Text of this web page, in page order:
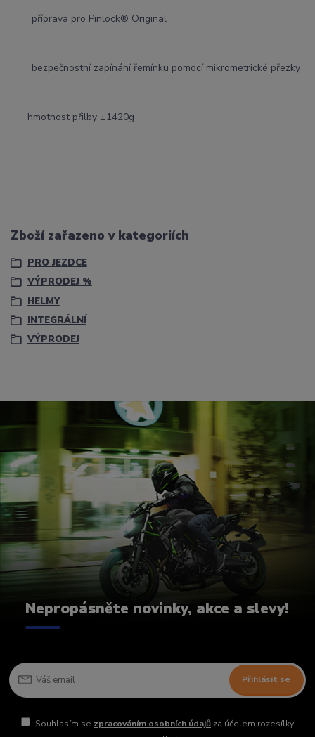
příprava pro Pinlock® Original
bezpečnostní zapínání řemínku pomocí mikrometrické přezky
hmotnost přilby ±1420g
Zboží zařazeno v kategoriích
PRO JEZDCE
VÝPRODEJ %
HELMY
INTEGRÁLNÍ
VÝPRODEJ
Nepropásněte novinky, akce a slevy!
Přihlásit se
Souhlasím se zpracováním osobních údajůza účelem rozesílky